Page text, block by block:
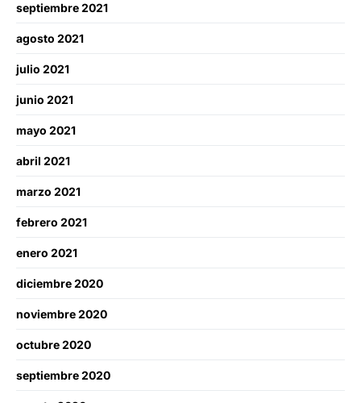
septiembre 2021
agosto 2021
julio 2021
junio 2021
mayo 2021
abril 2021
marzo 2021
febrero 2021
enero 2021
diciembre 2020
noviembre 2020
octubre 2020
septiembre 2020